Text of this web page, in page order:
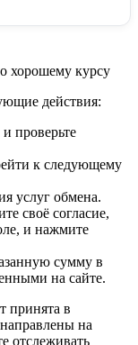
хорошему курсу
действия:
проверьте
к следующему
услуг обмена.
своё согласие,
и нажмите
сумму в
на сайте.
принята в
на
отслеживать